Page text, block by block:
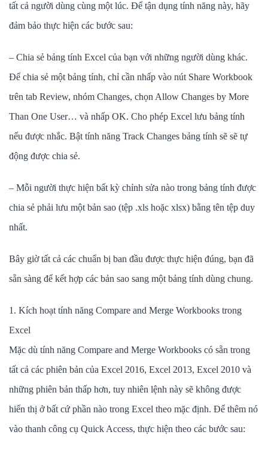
tất cả người dùng cùng một lúc. Để tận dụng tính năng này, hãy
đảm bảo thực hiện các bước sau:
– Chia sẻ bảng tính Excel của bạn với những người dùng khác.
Để chia sẻ một bảng tính, chỉ cần nhấp vào nút Share Workbook
trên tab Review, nhóm Changes, chọn Allow Changes by More
Than One User… và nhấp OK. Cho phép Excel lưu bảng tính
nếu được nhắc. Bật tính năng Track Changes bảng tính sẽ sẽ tự
động được chia sẻ.
– Mỗi người thực hiện bất kỳ chỉnh sửa nào trong bảng tính được
chia sẻ phải lưu một bản sao (tệp .xls hoặc xlsx) bằng tên tệp duy
nhất.
Bây giờ tất cả các chuẩn bị ban đầu được thực hiện đúng, bạn đã
sẵn sàng để kết hợp các bản sao sang một bảng tính dùng chung.
1. Kích hoạt tính năng Compare and Merge Workbooks trong
Excel
Mặc dù tính năng Compare and Merge Workbooks có sẵn trong
tất cả các phiên bản của Excel 2016, Excel 2013, Excel 2010 và
những phiên bản thấp hơn, tuy nhiên lệnh này sẽ không được
hiển thị ở bất cứ phần nào trong Excel theo mặc định. Để thêm nó
vào thanh công cụ Quick Access, thực hiện theo các bước sau: